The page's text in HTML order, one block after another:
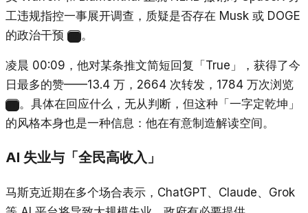
工违规指控一事展开调查，质疑是否存在 Musk 或 DOGE
的政治干预
。
凌晨 00:09，他对某条推文简短回复「True」，获得了今
日最多的赞——13.4 万，2664 次转发，1784 万次浏览
。具体在回应什么，无从判断，但这种「一字定乾坤」
的风格本身也是一种信息：他在有意制造解读空间。
AI 失业与「全民高收入」
马斯克近期在多个场合表示，ChatGPT、Claude、Grok